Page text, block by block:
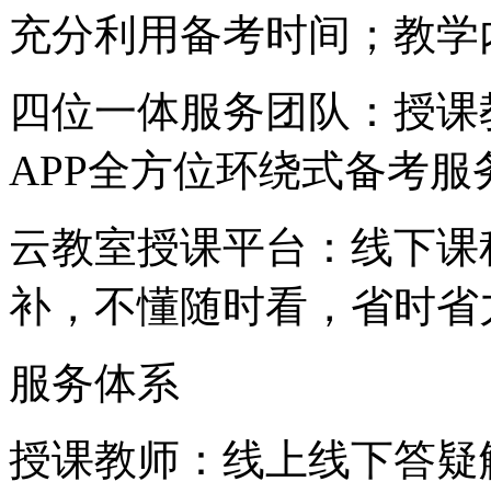
充分利用备考时间；教
四位一体服务团队：授
APP全方位环绕式备考
云教室授课平台：线下
补，不懂随时看，省时省
服务体系
授课教师：线上线下答